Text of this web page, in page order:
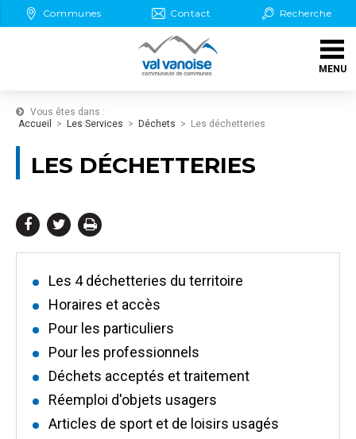
Aller aux démarches en ligne
Aller à la recherche
Communes Contact Recherche
MENU
Vous êtes dans :
Accueil
Les Services Déchets Les déchetteries
LES DÉCHETTERIES
Partager
Facebook
Partager
Twitter
Imprimer
Les 4 déchetteries du territoire
Horaires et accès
Pour les particuliers
Pour les professionnels
Déchets acceptés et traitement
Réemploi d'objets usagers
Articles de sport et de loisirs usagés